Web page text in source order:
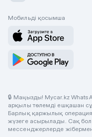
Мобильді қосымша
🔒 Маңызды! Mycar.kz
арқылы төлемді ешқашан
Барлық қаржылық
жүзеге асырылады. Сақ
мессенджерлерде